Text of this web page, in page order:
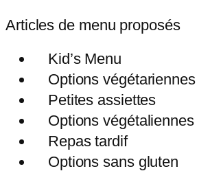
Articles de menu proposés
Kid’s Menu
Options végétariennes
Petites assiettes
Options végétaliennes
Repas tardif
Options sans gluten